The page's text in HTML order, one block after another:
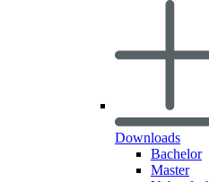
Downloads
Bachelor
Master